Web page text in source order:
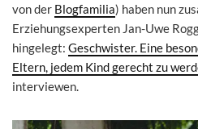
von der Blogfamilia) haben nun
Erziehungsexperten Jan-Uwe
hingelegt: Geschwister. Eine
Eltern, jedem Kind gerecht zu
interviewen.